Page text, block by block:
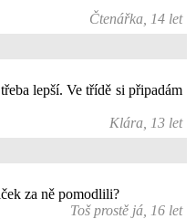
Čtenářka, 14 let
lepší. Ve třídě si připadám
Klára, 13 let
za ně pomodlili?
Toš prostě já, 16 let